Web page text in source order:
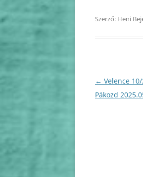
Szerző: Heni
Bejegyzés
navigáció
← Velence
Pákozd